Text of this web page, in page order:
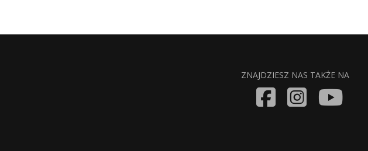
ZNAJDZIESZ NAS TAKŻE NA